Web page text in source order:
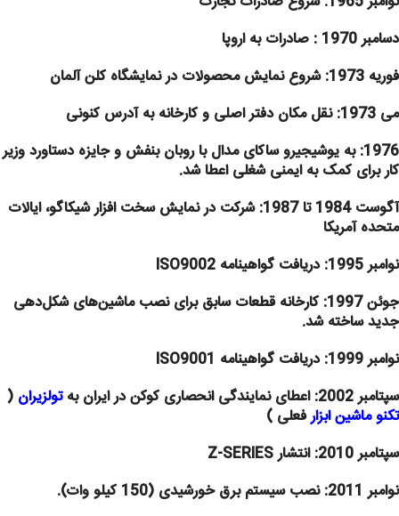
دسامبر 1970 : صادرات به اروپا
فوریه 1973:
شروع نمایش محصولات در نمایشگاه کلن آلمان
می 1973: نقل مکان دفتر اصلی و کارخانه به آدرس کنونی
1976: به یوشیجیرو ساکای مدال با روبان بنفش و جایزه دستاورد وزیر
کار برای کمک به ایمنی شغلی اعطا شد.
آگوست 1984 تا 1987: شرکت در نمایش سخت افزار
شیکاگو، ایالات
متحده آمریکا
نوامبر 1995: دریافت گواهینامه ISO9002
جوئن 1997:
کارخانه قطعات سابق برای نصب ماشین‌های شکل‌دهی
جدید ساخته شد.
نوامبر 1999: دریافت گواهینامه ISO9001
سپتامبر 2002: اعطای نمایندگی انحصاری کوکن در ایران به
تولزیران (
تکنو ماشین ابزارفعلی )
سپتامبر 2010: انتشار Z-SERIES
نوامبر 2011: نصب
سیستم برق خورشیدی (150 کیلو وات).